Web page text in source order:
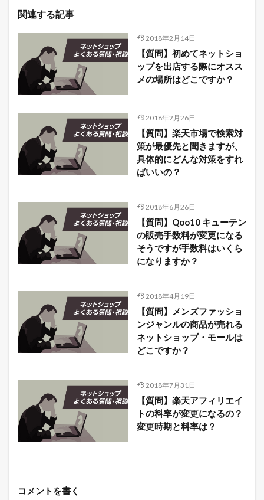
関連する記事
2018年2月14日
【質問】初めてネットショ
ップを出店する際にオスス
メの場所はどこですか？
2018年2月26日
【質問】楽天市場で検索対
策が最優先と聞きますが、
具体的にどんな対策をすれ
ばいいの？
2018年6月26日
【質問】Qoo10 キューテン
の販売手数料が変更になる
そうですが手数料はいくら
になりますか？
2018年4月19日
【質問】メンズファッショ
ンジャンルの商品が売れる
ネットショップ・モールは
どこですか？
2018年7月31日
【質問】楽天アフィリエイ
トの料率が変更になるの？
変更時期と料率は？
コメントを書く